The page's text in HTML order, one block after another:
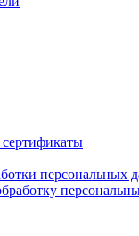
персональных